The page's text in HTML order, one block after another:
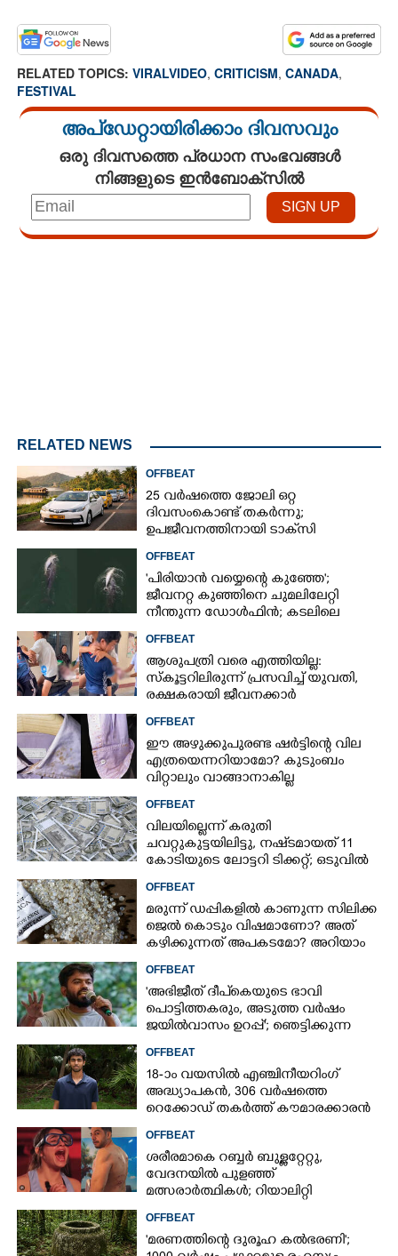
RELATED TOPICS: VIRALVIDEO, CRITICISM, CANADA,
FESTIVAL
അപ്ഡേറ്റായിരിക്കാം ദിവസവും
ഒരു ദിവസത്തെ പ്രധാന സംഭവങ്ങൾ
നിങ്ങളുടെ ഇൻബോക്സിൽ
RELATED NEWS
OFFBEAT
25 വർഷത്തെ ജോലി ഒറ്റ
ദിവസംകൊണ്ട് തകർന്നു;
ഉപജീവനത്തിനായി ടാക്‌സി
യുവതി
OFFBEAT
'പിരിയാൻ വയ്യെന്റെ കുഞ്ഞേ';
ജീവനറ്റ കുഞ്ഞിനെ ചുമലിലേറ്റി
നീന്തുന്ന ഡോൾഫിൻ; കടലിലെ
OFFBEAT
ആശുപത്രി വരെ എത്തിയില്ല:
സ്കൂട്ടറിലിരുന്ന് പ്രസവിച്ച് യുവതി,
രക്ഷകരായി ജീവനക്കാർ
OFFBEAT
ഈ അഴുക്കുപുരണ്ട ഷർട്ടിന്റെ വില
എത്രയെന്നറിയാമോ? കുടുംബം
വിറ്റാലും വാങ്ങാനാകില്ല
OFFBEAT
വിലയില്ലെന്ന് കരുതി
ചവറ്റുകുട്ടയിലിട്ടു, നഷ്‌ടമായത് 11
കോടിയുടെ ലോട്ടറി ടിക്കറ്റ്; ഒടുവിൽ
OFFBEAT
മരുന്ന് ഡപ്പികളിൽ കാണുന്ന സിലിക്ക
ജെൽ കൊടും വിഷമാണോ? അത്
കഴിക്കുന്നത് അപകടമോ? അറിയാം
OFFBEAT
'അഭിജീത് ദീപ്‌കെയുടെ ഭാവി
പൊട്ടിത്തകരും, അടുത്ത വർഷം
ജയിൽവാസം ഉറപ്പ്'; ഞെട്ടിക്കുന്ന
OFFBEAT
18-ാം വയസിൽ എഞ്ചിനീയറിംഗ്
അദ്ധ്യാപകൻ, 306 വർഷത്തെ
റെക്കോഡ് തകർത്ത് കൗമാരക്കാരൻ
OFFBEAT
ശരീരമാകെ റബ്ബർ ബുള്ളറ്റേറ്റു,
വേദനയിൽ പുളഞ്ഞ്
മത്സരാർത്ഥികൾ; റിയാലിറ്റി
OFFBEAT
'മരണത്തിന്റെ ദുരൂഹ കൽഭരണി';